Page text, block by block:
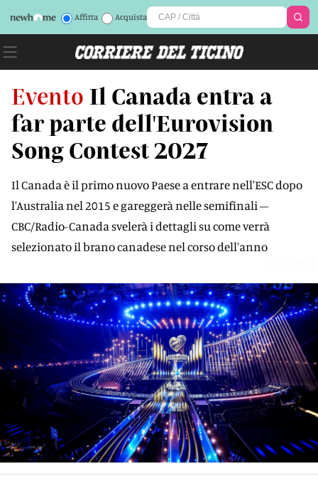
Affitta Acquista
Evento Il Canada entra a
far parte dell'Eurovision
Song Contest 2027
Il Canada è il primo nuovo Paese a entrare nell'ESC dopo
l'Australia nel 2015 e gareggerà nelle semifinali –
CBC/Radio-Canada svelerà i dettagli su come verrà
selezionato il brano canadese nel corso dell'anno